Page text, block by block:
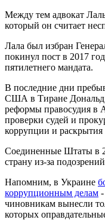
Между тем адвокат
который он считает
Лала был избран
покинул пост в 2017
пятилетнего мандата.
В последние дни
США в Тиране Дональд
реформы правосудия в
проверки судей и
коррупции и раскрытия
Соединенные Штаты в
страну из-за
Напомним, в Украине
коррупционным делам
чиновникам вынесли
которых